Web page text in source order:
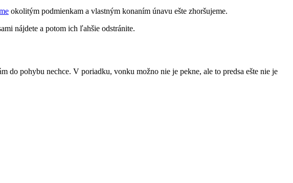
okolitým podmienkam a vlastným konaním únavu ešte zhoršujeme.
nájdete a potom ich ľahšie odstránite.
do pohybu nechce. V poriadku, vonku možno nie je pekne, ale to predsa ešte nie je